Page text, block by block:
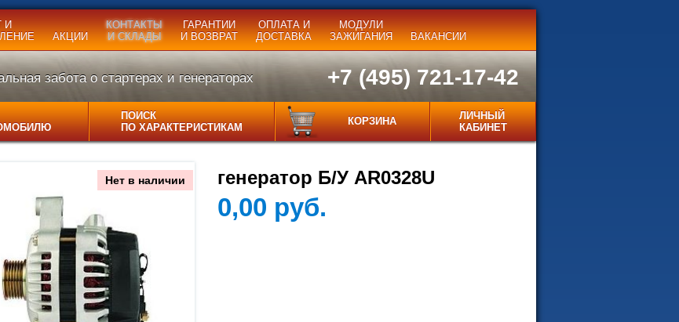
И
АКЦИИ
КОНТАКТЫ
И СКЛАДЫ
ГАРАНТИИ
И ВОЗВРАТ
ОПЛАТА И
ДОСТАВКА
МОДУЛИ
ЗАЖИГАНИЯ
ВАКАНСИИ
забота о стартерах и генераторах +7 (495) 721-17-42
ПОИСК
ПО ХАРАКТЕРИСТИКАМ
КОРЗИНА
ЛИЧНЫЙ
КАБИНЕТ
Нет в наличии генератор Б/У AR0328U
0,00 руб.